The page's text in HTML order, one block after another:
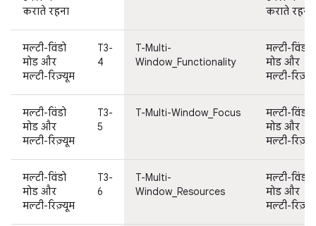
कराते रहना
कराते रहना
मल्टी-विंडो
मोड और
मल्टी-रिज़्यूम
T3-
4
T-Multi-
Window_Functionality
मल्टी-विंडो
मोड और
मल्टी-
मल्टी-विंडो
मोड और
मल्टी-रिज़्यूम
T3-
5
T-Multi-Window_Focus
मल्टी-विंडो
मोड और
मल्टी-
मल्टी-विंडो
मोड और
मल्टी-रिज़्यूम
T3-
6
T-Multi-
Window_Resources
मल्टी-विंडो
मोड और
मल्टी-